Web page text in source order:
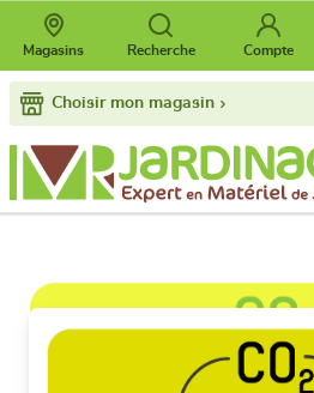
Choisir mon magasin
Magasins Recherche Compte